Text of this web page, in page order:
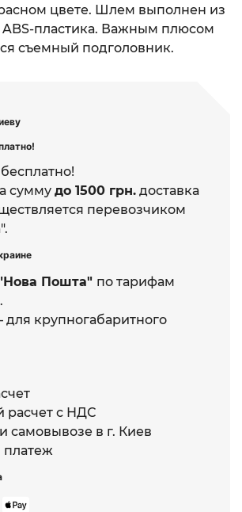
сумму до 1500 грн. доставка
перевозчиком
Пошта" по тарифам
крупногабаритного
расчет с НДС
самовывозе в г. Киев
цвете. Шлем выполнен из
ABS-пластика. Важным плюсом
съемный подголовник.